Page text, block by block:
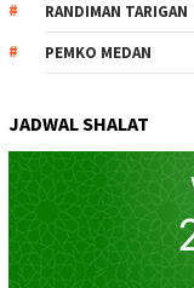
RANDIMAN TARIGAN
PEMKO MEDAN
JADWAL SHALAT